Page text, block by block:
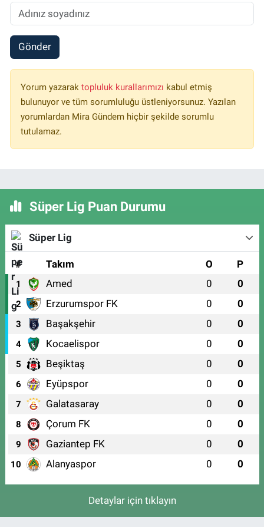
Gönder
Yorum yazarak topluluk kurallarımızı kabul etmiş
bulunuyor ve tüm sorumluluğu üstleniyorsunuz. Yazılan
yorumlardan Mira Gündem hiçbir şekilde sorumlu
tutulamaz.
Süper Lig Puan Durumu
Süper Lig
# Takım O P
1 Amed 0 0
2 Erzurumspor FK 0 0
3 Başakşehir 0 0
4 Kocaelispor 0 0
5 Beşiktaş 0 0
6 Eyüpspor 0 0
7 Galatasaray 0 0
8 Çorum FK 0 0
9 Gaziantep FK 0 0
10 Alanyaspor 0 0
Detaylar için tıklayın